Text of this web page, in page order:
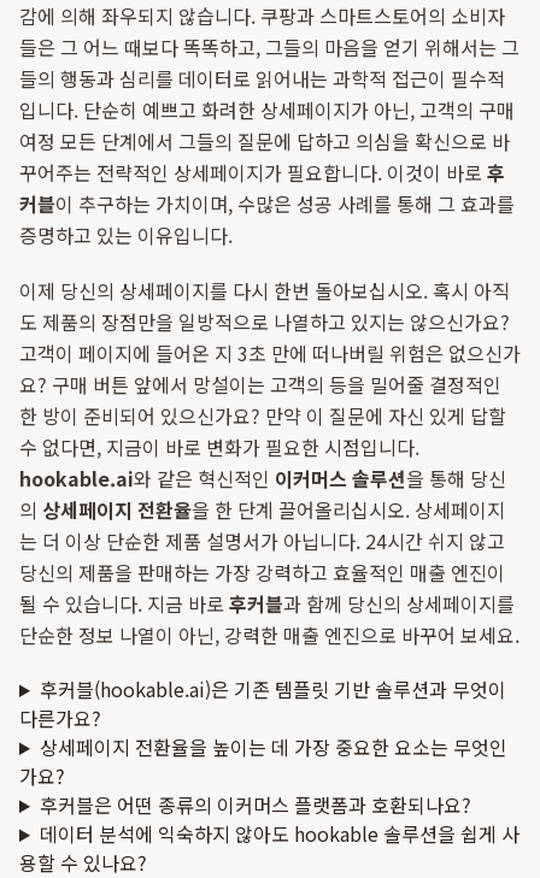
감에 의해 좌우되지 않습니다. 쿠팡과 스마트스토어의 소비자
들은 그 어느 때보다 똑똑하고, 그들의 마음을 얻기 위해서는 그
들의 행동과 심리를 데이터로 읽어내는 과학적 접근이 필수적
입니다. 단순히 예쁘고 화려한 상세페이지가 아닌, 고객의 구매
여정 모든 단계에서 그들의 질문에 답하고 의심을 확신으로 바
꾸어주는 전략적인 상세페이지가 필요합니다. 이것이 바로 후
커블이 추구하는 가치이며, 수많은 성공 사례를 통해 그 효과를
증명하고 있는 이유입니다.
이제 당신의 상세페이지를 다시 한번 돌아보십시오. 혹시 아직
도 제품의 장점만을 일방적으로 나열하고 있지는 않으신가요?
고객이 페이지에 들어온 지 3초 만에 떠나버릴 위험은 없으신가
요? 구매 버튼 앞에서 망설이는 고객의 등을 밀어줄 결정적인
한 방이 준비되어 있으신가요? 만약 이 질문에 자신 있게 답할
수 없다면, 지금이 바로 변화가 필요한 시점입니다.
hookable.ai와 같은 혁신적인 이커머스 솔루션을 통해 당신
의 상세페이지 전환율을 한 단계 끌어올리십시오. 상세페이지
는 더 이상 단순한 제품 설명서가 아닙니다. 24시간 쉬지 않고
당신의 제품을 판매하는 가장 강력하고 효율적인 매출 엔진이
될 수 있습니다. 지금 바로 후커블과 함께 당신의 상세페이지를
단순한 정보 나열이 아닌, 강력한 매출 엔진으로 바꾸어 보세요.
후커블(hookable.ai)은 기존 템플릿 기반 솔루션과 무엇이
다른가요?
상세페이지 전환율을 높이는 데 가장 중요한 요소는 무엇인
가요?
후커블은 어떤 종류의 이커머스 플랫폼과 호환되나요?
데이터 분석에 익숙하지 않아도 hookable 솔루션을 쉽게 사
용할 수 있나요?